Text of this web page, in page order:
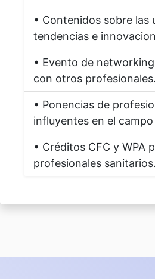
• Contenidos sobre las
tendencias e
• Evento de
con otros profesionales.
• Ponencias de
influyentes en el
• Créditos CFC y WPA
profesionales sanitarios.